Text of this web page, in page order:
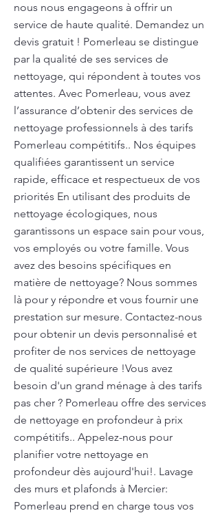
nous nous engageons à offrir un
service de haute qualité. Demandez un
devis gratuit ! Pomerleau se distingue
par la qualité de ses services de
nettoyage, qui répondent à toutes vos
attentes. Avec Pomerleau, vous avez
l’assurance d’obtenir des services de
nettoyage professionnels à des tarifs
Pomerleau compétitifs.. Nos équipes
qualifiées garantissent un service
rapide, efficace et respectueux de vos
priorités En utilisant des produits de
nettoyage écologiques, nous
garantissons un espace sain pour vous,
vos employés ou votre famille. Vous
avez des besoins spécifiques en
matière de nettoyage? Nous sommes
là pour y répondre et vous fournir une
prestation sur mesure. Contactez-nous
pour obtenir un devis personnalisé et
profiter de nos services de nettoyage
de qualité supérieure !Vous avez
besoin d'un grand ménage à des tarifs
pas cher ? Pomerleau offre des services
de nettoyage en profondeur à prix
compétitifs.. Appelez-nous pour
planifier votre nettoyage en
profondeur dès aujourd'hui!. Lavage
des murs et plafonds à Mercier:
Pomerleau prend en charge tous vos